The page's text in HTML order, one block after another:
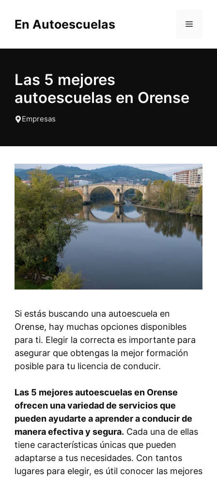
En Autoescuelas MENÚ
Las 5 mejores
autoescuelas en Orense
Empresas
Si estás buscando una autoescuela en
Orense, hay muchas opciones disponibles
para ti. Elegir la correcta es importante para
asegurar que obtengas la mejor formación
posible para tu licencia de conducir.
Las 5 mejores autoescuelas en Orense
ofrecen una variedad de servicios que
pueden ayudarte a aprender a conducir de
manera efectiva y segura. Cada una de ellas
tiene características únicas que pueden
adaptarse a tus necesidades. Con tantos
lugares para elegir, es útil conocer las mejores